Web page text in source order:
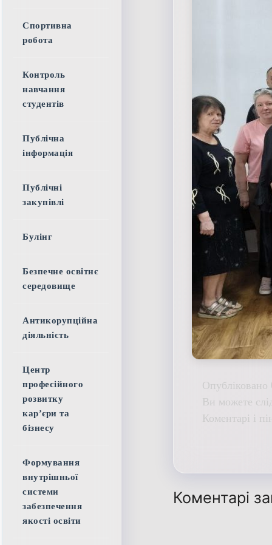
Ви можете
Коментарі і
Коментарі
Спортивна
робота
Контроль
навчання
студентів
Публічна
інформація
Публічні
закупівлі
Булінг
Безпечне освітнє
середовище
Антикорупційна
діяльність
Центр
професійного
розвитку
кар’єри та
бізнесу
Формування
внутрішньої
системи
забезпечення
якості освіти